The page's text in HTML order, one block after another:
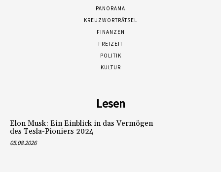
PANORAMA
KREUZWORTRÄTSEL
FINANZEN
FREIZEIT
POLITIK
KULTUR
Lesen
Elon Musk: Ein Einblick in das Vermögen
des Tesla-Pioniers 2024
05.08.2026